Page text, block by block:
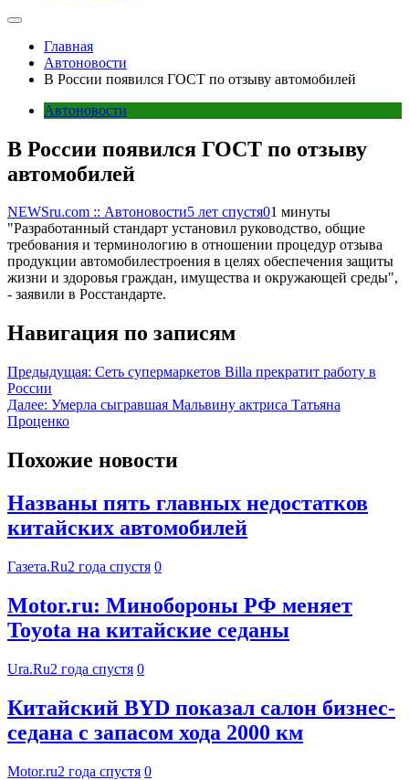
Главная
Автоновости
В России появился ГОСТ по отзыву автомобилей
Автоновости
В России появился ГОСТ по отзыву
автомобилей
NEWSru.com :: Автоновости5 лет спустя01 минуты
"Разработанный стандарт установил руководство, общие
требования и терминологию в отношении процедур отзыва
продукции автомобилестроения в целях обеспечения защиты
жизни и здоровья граждан, имущества и окружающей среды",
- заявили в Росстандарте.
Навигация по записям
Предыдущая: Сеть супермаркетов Billa прекратит работу в
России
Далее: Умерла сыгравшая Мальвину актриса Татьяна
Проценко
Похожие новости
Названы пять главных недостатков
китайских автомобилей
Газета.Ru2 года спустя 0
Motor.ru: Минобороны РФ меняет
Toyota на китайские седаны
Ura.Ru2 года спустя 0
Китайский BYD показал салон бизнес-
седана с запасом хода 2000 км
Motor.ru2 года спустя 0